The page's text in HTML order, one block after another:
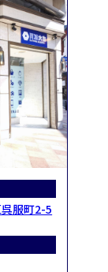
服町2-5